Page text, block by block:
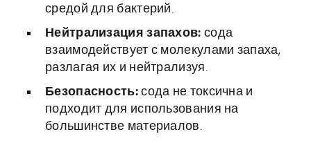
средой для бактерий.
Нейтрализация запахов: сода
взаимодействует с молекулами запаха,
разлагая их и нейтрализуя.
Безопасность:сода не токсична и
подходит для использования на
большинстве материалов.